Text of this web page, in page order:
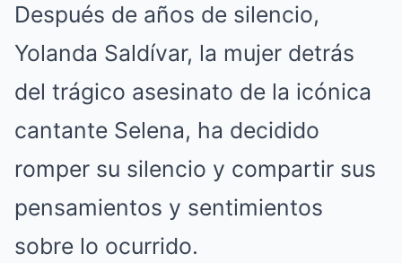
Después de años de silencio,
Yolanda Saldívar, la mujer detrás
del trágico asesinato de la icónica
cantante Selena, ha decidido
romper su silencio y compartir sus
pensamientos y sentimientos
sobre lo ocurrido.